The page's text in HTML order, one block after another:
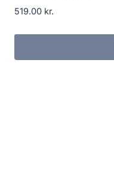
519.00 kr.